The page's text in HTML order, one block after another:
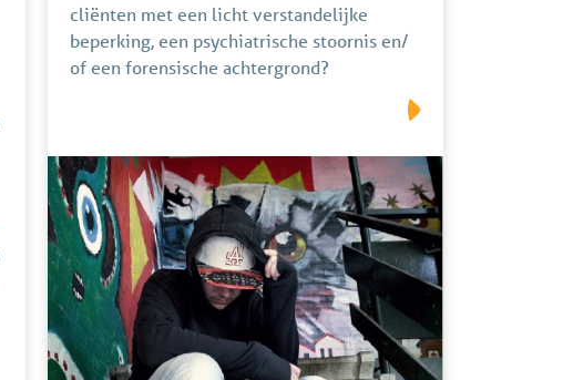
cliënten met een licht verstandelijke
beperking, een psychiatrische stoornis en/
of een forensische achtergrond?